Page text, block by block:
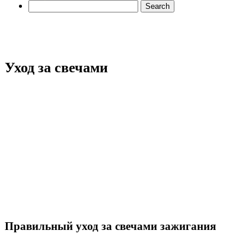
Уход за свечами
Правильный уход за свечами зажигания